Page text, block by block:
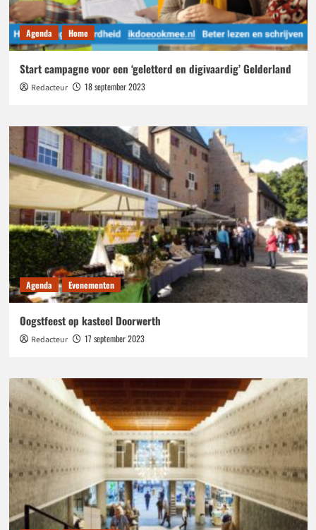
Agenda Home
Start campagne voor een ‘geletterd en digivaardig’ Gelderland
Redacteur 18 september 2023
Agenda Evenementen
Oogstfeest op kasteel Doorwerth
Redacteur 17 september 2023